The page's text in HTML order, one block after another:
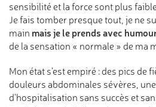
sensibilité et la force sont plus
Je fais tomber presque tout, je ne
main mais je le prends avec
de la sensation « normale » de ma
Mon état s’est empiré : des pics de
douleurs abdominales sévères,
d'hospitalisation sans succès et